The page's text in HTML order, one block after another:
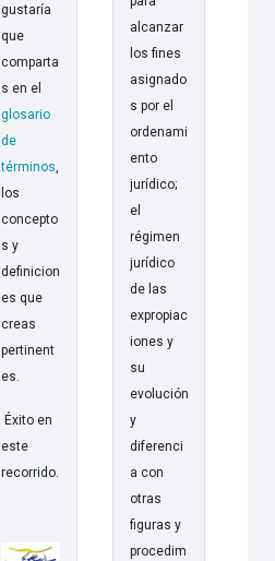
gustaría
que
comparta
s en el
glosario
de
términos,
los
concepto
s y
definicion
es que
creas
pertinent
es.
Éxito en
este
recorrido.
alcanzar
los fines
asignado
s por el
ordenami
ento
jurídico;
el
régimen
jurídico
de las
expropiac
iones y
su
evolución
y
diferenci
a con
otras
figuras y
procedim